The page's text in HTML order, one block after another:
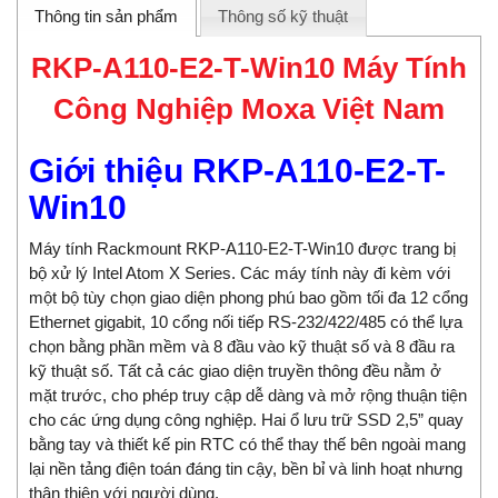
Thông tin sản phẩm Thông số kỹ thuật
RKP-A110-E2-T-Win10 Máy Tính
Công Nghiệp Moxa Việt Nam
Giới thiệu RKP-A110-E2-T-
Win10
Máy tính Rackmount RKP-A110-E2-T-Win10 được trang bị
bộ xử lý Intel Atom X Series. Các máy tính này đi kèm với
một bộ tùy chọn giao diện phong phú bao gồm tối đa 12 cổng
Ethernet gigabit, 10 cổng nối tiếp RS-232/422/485 có thể lựa
chọn bằng phần mềm và 8 đầu vào kỹ thuật số và 8 đầu ra
kỹ thuật số. Tất cả các giao diện truyền thông đều nằm ở
mặt trước, cho phép truy cập dễ dàng và mở rộng thuận tiện
cho các ứng dụng công nghiệp. Hai ổ lưu trữ SSD 2,5” quay
bằng tay và thiết kế pin RTC có thể thay thế bên ngoài mang
lại nền tảng điện toán đáng tin cậy, bền bỉ và linh hoạt nhưng
thân thiện với người dùng.